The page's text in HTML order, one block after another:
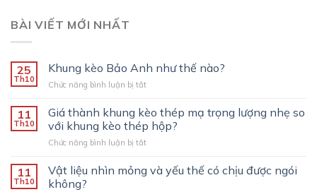
BÀI VIẾT MỚI NHẤT
25
Th10
Khung kèo Bảo Anh như thế nào?
Chức năng bình luận bị tắtở
kèo
Bảo
Anh
như
nào?
11
Th10
Giá thành khung kèo thép mạ trọng lượng nhẹ so
với khung kèo thép hộp?
Chức năng bình luận bị tắtở
thành
khung
11
Th10
Vật liệu nhìn mỏng và yếu thế có chịu được ngói
không?